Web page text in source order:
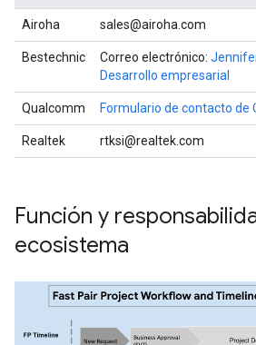
Airoha sales@airoha.com
Bestechnic Correo electrónico:
Desarrollo empresarial
Qualcomm Formulario de contacto de
Realtek rtksi@realtek.com
Función y
ecosistema